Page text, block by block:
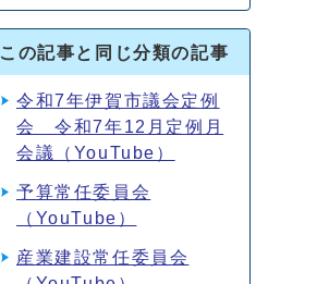
この記事と同じ分類の記事
令和7年伊賀市議会定例
会 令和7年12月定例月
会議（YouTube）
予算常任委員会
（YouTube）
産業建設常任委員会